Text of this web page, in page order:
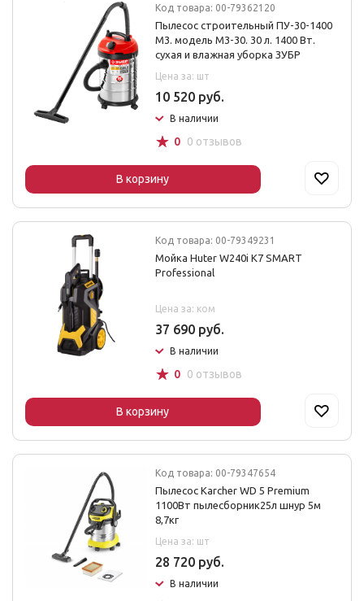
Код товара: 00-79362120
Пылесос строительный ПУ-30-1400
М3. модель М3-30. 30 л. 1400 Вт.
сухая и влажная уборка ЗУБР
Цена за: шт
10 520 руб.
В наличии
☆ 0 0 отзывов
В корзину
Код товара: 00-79349231
Мойка Huter W240i K7 SMART
Professional
Цена за: ком
37 690 руб.
В наличии
☆ 0 0 отзывов
В корзину
Код товара: 00-79347654
Пылесос Karcher WD 5 Premium
1100Вт пылесборник25л шнур 5м
8,7кг
Цена за: шт
28 720 руб.
В наличии